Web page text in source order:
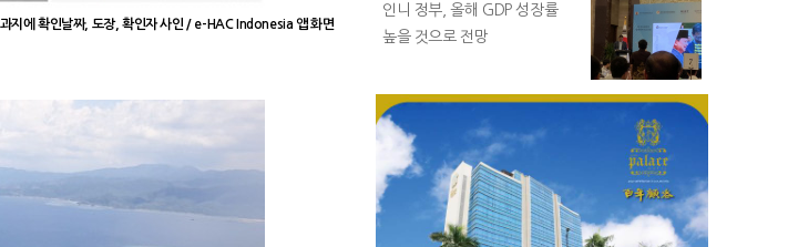
지에 확인날짜, 도장, 확인자 사인 / e-HAC Indonesia 앱 화면
인니 정부, 올해 GDP 성장률
높을 것으로 전망